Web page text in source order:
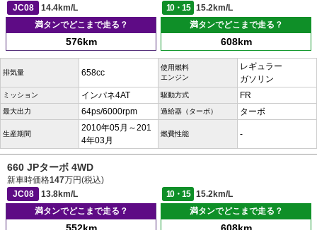
JC08
14.4km/L 10・15
15.2km/L
満タンでどこまで走る？
576km
満タンでどこまで走る？
608km
排気量 658cc
使用燃料
エンジン
レギュラー
ガソリン
ミッション インパネ4AT 駆動方式 FR
最大出力 64ps/6000rpm 過給器（ターボ） ターボ
生産期間
2010年05月～201
4年03月
燃費性能 -
660 JPターボ 4WD
新車時価格147万円(税込)
JC08
13.8km/L 10・15
15.2km/L
満タンでどこまで走る？
満タンでどこまで走る？